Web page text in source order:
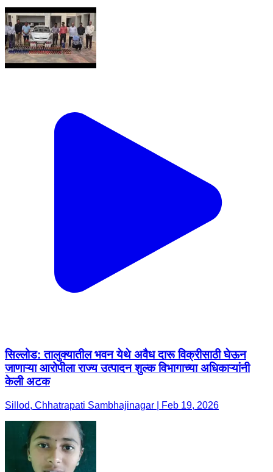
सिल्लोड: तालुक्यातील भवन येथे अवैध दारू विक्रीसाठी घेऊन
जाणाऱ्या आरोपीला राज्य उत्पादन शुल्क विभागाच्या अधिकाऱ्यांनी
केली अटक
Sillod, Chhatrapati Sambhajinagar | Feb 19, 2026